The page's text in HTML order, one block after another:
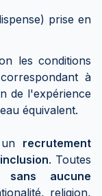
prise en
les conditions
à
de l'expérience
équivalent.
recrutement
. Toutes
sans aucune
religion,